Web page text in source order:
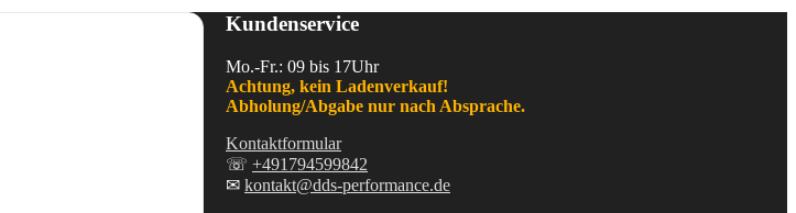
Kundenservice
Mo.-Fr.: 09 bis 17Uhr
Achtung, kein Ladenverkauf!
Abholung/Abgabe nur nach Absprache.
Kontaktformular
☏ +491794599842
✉ kontakt@dds-performance.de